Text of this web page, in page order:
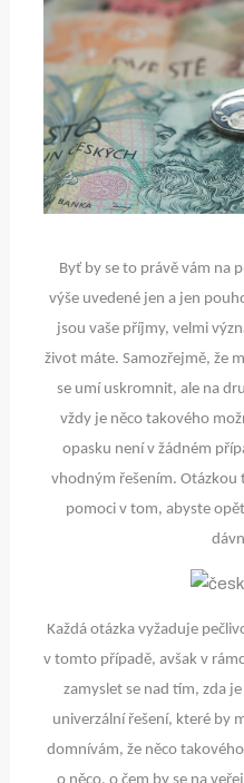
Byť by se to právě vám na
výše uvedené jen a jen
jsou vaše příjmy, velmi
život máte. Samozřejmě, že
se umí uskromnit, ale na
vždy je něco takového
opasku není v žádném
vhodným řešením. Otázkou
pomoci v tom, abyste
Každá otázka vyžaduje
v tomto případě, avšak v
zamyslet se nad tím, zda
univerzální řešení, které by
domnívám, že něco